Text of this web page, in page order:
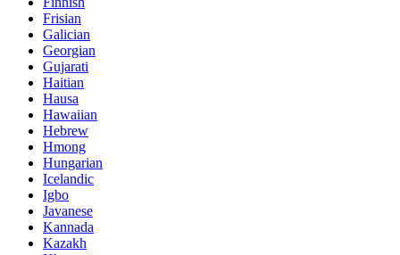
Frisian
Galician
Georgian
Gujarati
Haitian
Hausa
Hawaiian
Hebrew
Hmong
Hungarian
Icelandic
Igbo
Javanese
Kannada
Kazakh